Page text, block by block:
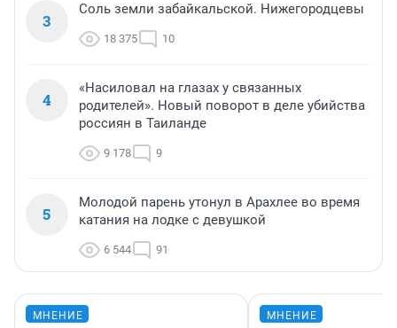
3
Соль земли забайкальской. Нижегородцевы
18 375 10
4
«Насиловал на глазах у связанных
родителей». Новый поворот в деле убийства
россиян в Таиланде
9 178 9
5
Молодой парень утонул в Арахлее во время
катания на лодке с девушкой
6 544 91
МНЕНИЕ МНЕНИЕ